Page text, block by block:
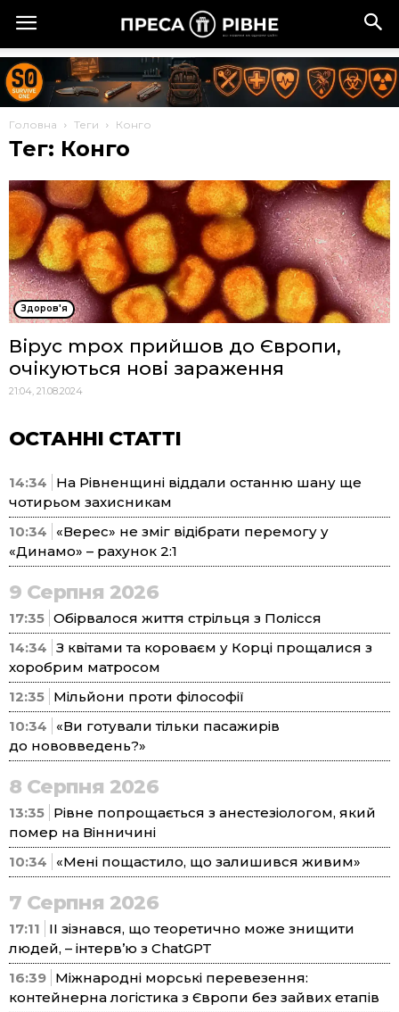
Головна Теги Конго
Тег: Конго
Здоров'я
Вірус mpox прийшов до Європи,
очікуються нові зараження
21:04, 21.08.2024
ОСТАННІ СТАТТІ
14:34
На Рівненщині віддали останню шану ще
чотирьом захисникам
10:34
«Верес» не зміг відібрати перемогу у
«Динамо» – рахунок 2:1
9 Серпня 2026
17:35 Обірвалося життя стрільця з Полісся
14:34 З квітами та короваєм у Корці прощалися з
хоробрим матросом
12:35 Мільйони проти філософії
10:34
«Ви готували тільки пасажирів
до нововведень?»
8 Серпня 2026
13:35 Рівне попрощається з анестезіологом, який
помер на Вінничині
10:34
«Мені пощастило, що залишився живим»
7 Серпня 2026
17:11
ІІ зізнався, що теоретично може знищити
людей, – інтерв’ю з ChatGPT
16:39 Міжнародні морські перевезення:
контейнерна логістика з Європи без зайвих етапів